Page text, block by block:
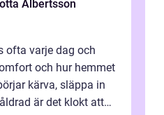
Albertsson
ofta varje dag och
och hur hemmet
kärva, släppa in
är det klokt att